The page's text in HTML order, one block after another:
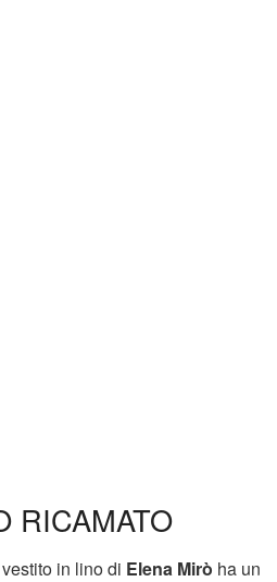
RICAMATO
in lino di Elena Mirò ha un